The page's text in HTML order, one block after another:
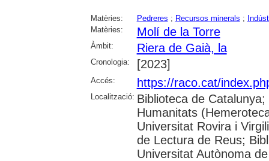
Matèries: Pedreres ; Recursos minerals ;
Matèries:
Molí de la Torre
Àmbit: Riera de Gaià, la
Cronologia: [2023]
Accés: https://raco.cat/
Localització: Biblioteca de
Humanitats
Universitat Rovira i
de Lectura de Reus;
Universitat Autònoma